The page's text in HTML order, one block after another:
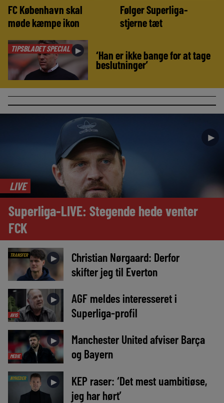
FC København skal
møde kæmpe ikon
Følger Superliga-
stjerne tæt
TIPSBLADET SPECIAL ► ‘Han er ikke bange for at tage
beslutninger’
►
LIVE
Superliga-LIVE: Stegende hede venter
FCK
TRANSFER ►
Christian Nørgaard: Derfor
skifter jeg til Everton
AVIS
►
AGF meldes interesseret i
Superliga-profil
MEDIE
►
Manchester United afviser Barça
og Bayern
NYHEDER ►
KEP raser: ‘Det mest uambitiøse,
jeg har hørt’